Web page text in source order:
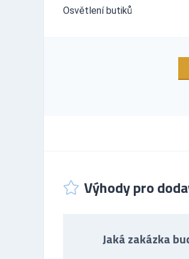
Osvětlení butiků
Výhody pro
Jaká zakázka